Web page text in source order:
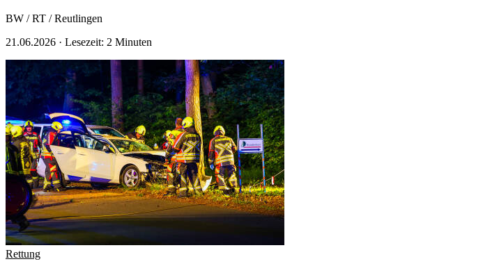
BW / RT / Reutlingen
21.06.2026 · Lesezeit: 2 Minuten
Rettung